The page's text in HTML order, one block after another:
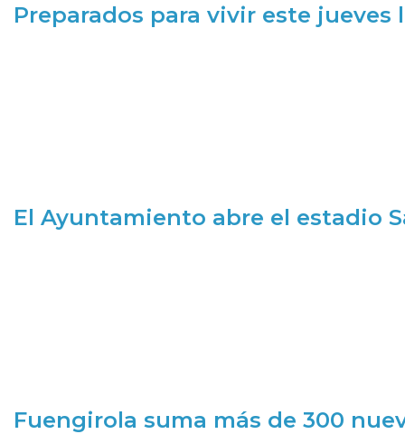
Preparados para vivir este jueves
El Ayuntamiento abre el estadio
Fuengirola suma más de 300